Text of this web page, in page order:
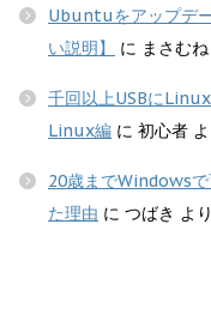
Ubuntuをアップデ
い説明】
に まさむね
千回以上USBに
Linux編 に 初心者
20歳までWindows
た理由 に つばき より